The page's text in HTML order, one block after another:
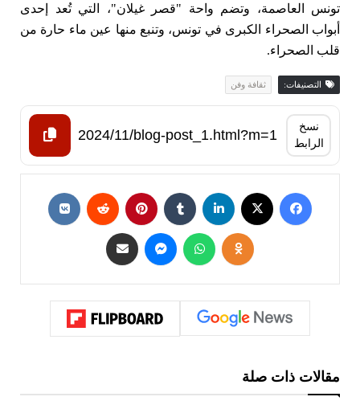
تونس العاصمة، وتضم واحة "قصر غيلان"، التي تُعد إحدى
أبواب الصحراء الكبرى في تونس، وتنبع منها عين ماء حارة من
قلب الصحراء.
التصنيفات: ثقافة وفن
نسخ
الرابط
مقالات ذات صلة